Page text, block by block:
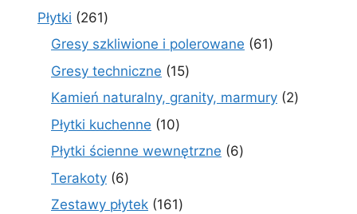
Płytki 261261
produktów
Gresy szkliwione i polerowane 6161
Gresy techniczne 1515
produktów
Kamień naturalny, granity, marmury 22
Płytki kuchenne 1010
produktów
Płytki ścienne wewnętrzne 66
Terakoty 66
produktów
Zestawy płytek 161161